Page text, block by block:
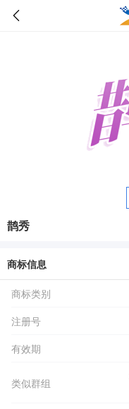
鹊秀
商标信息
商标类别
注册号
有效期
类似群组